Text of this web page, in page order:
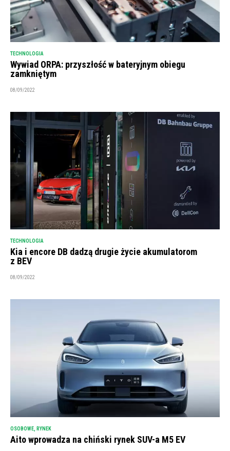
TECHNOLOGIA
Wywiad ORPA: przyszłość w bateryjnym obiegu
zamkniętym
08/09/2022
TECHNOLOGIA
Kia i encore DB dadzą drugie życie akumulatorom
z BEV
08/09/2022
OSOBOWE RYNEK
Aito wprowadza na chiński rynek SUV-a M5 EV